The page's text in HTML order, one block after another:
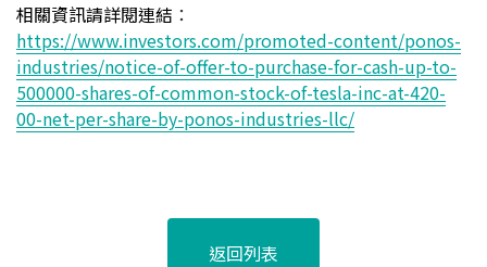
相關資訊請詳閱連結 ：
https://www.investors.com/promoted-content/ponos-
industries/notice-of-offer-to-purchase-for-cash-up-to-
500000-shares-of-common-stock-of-tesla-inc-at-420-
00-net-per-share-by-ponos-industries-llc/
返回列表